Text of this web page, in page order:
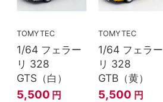
TOMYTEC
1/64 フェラー
リ 328
GTS（白）
5,500 円
TOMYTEC
1/64 フェラー
リ 328
GTB（黄）
5,500 円